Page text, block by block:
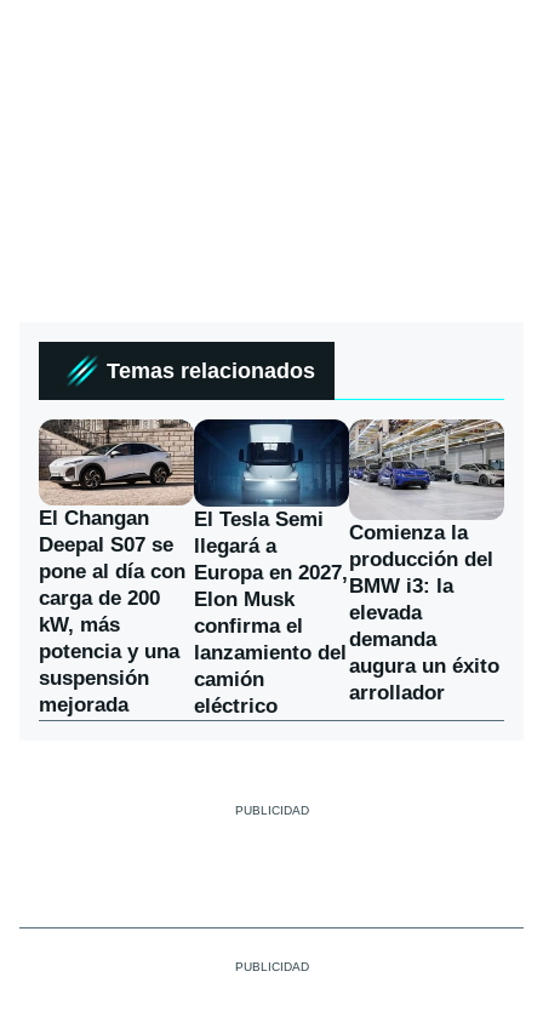
Temas relacionados
El Changan
Deepal S07 se
pone al día con
carga de 200
kW, más
potencia y una
suspensión
mejorada
El Tesla Semi
llegará a
Europa en 2027,
Elon Musk
confirma el
lanzamiento del
camión
eléctrico
Comienza la
producción del
BMW i3: la
elevada
demanda
augura un éxito
arrollador